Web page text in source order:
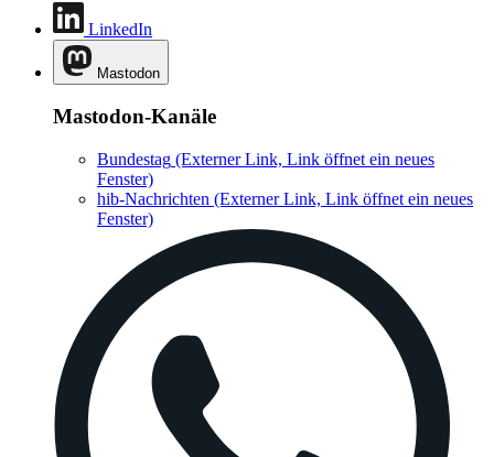
LinkedIn
Mastodon
Mastodon-Kanäle
Bundestag (Externer Link, Link öffnet ein neues
Fenster)
hib-Nachrichten (Externer Link, Link öffnet ein neues
Fenster)